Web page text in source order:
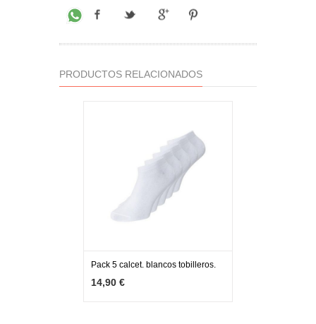
PRODUCTOS RELACIONADOS
AÑADIR
Pack 5 calcet. blancos tobilleros.
14,90 €